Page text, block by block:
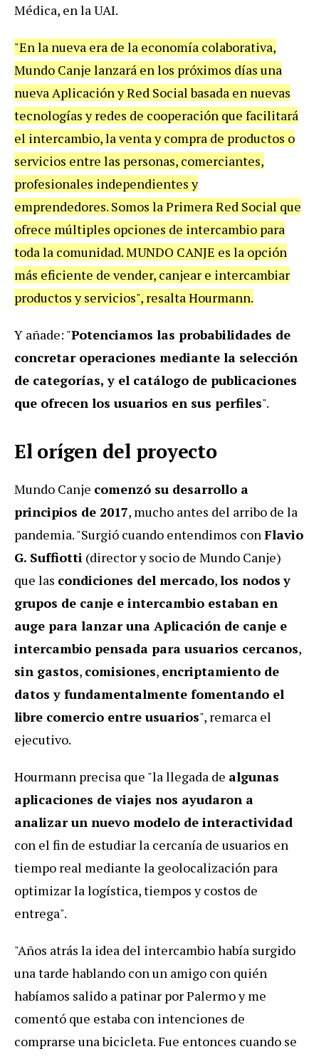
Médica, en la UAI.
"En la nueva era de la economía colaborativa,
Mundo Canje lanzará en los próximos días una
nueva Aplicación y Red Social basada en nuevas
tecnologías y redes de cooperación que facilitará
el intercambio, la venta y compra de productos o
servicios entre las personas, comerciantes,
profesionales independientes y
emprendedores. Somos la Primera Red Social que
ofrece múltiples opciones de intercambio para
toda la comunidad. MUNDO CANJE es la opción
más eficiente de vender, canjear e intercambiar
productos y servicios", resalta Hourmann.
Y añade: "Potenciamos las probabilidades de
concretar operaciones mediante la selección
de categorías, y el catálogo de publicaciones
que ofrecen los usuarios en sus perfiles".
El orígen del proyecto
Mundo Canje comenzó su desarrollo a
principios de 2017, mucho antes del arribo de la
pandemia. "Surgió cuando entendimos conFlavio
G. Suffiotti (director y socio de Mundo Canje)
que las condiciones del mercado,los nodos y
grupos de canje e intercambio estaban en
auge para lanzar una Aplicación de canje e
intercambio pensada para usuarios cercanos,
sin gastos, comisiones, encriptamiento de
datos y fundamentalmente fomentando el
libre comercio entre usuarios", remarca el
ejecutivo.
Hourmann precisa que "la llegada de algunas
aplicaciones de viajes nos ayudaron a
analizar un nuevo modelo de interactividad
con el fin de estudiar la cercanía de usuarios en
tiempo real mediante la geolocalización para
optimizar la logística, tiempos y costos de
entrega".
"Años atrás la idea del intercambio había surgido
una tarde hablando con un amigo con quién
habíamos salido a patinar por Palermo y me
comentó que estaba con intenciones de
comprarse una bicicleta. Fue entonces cuando se